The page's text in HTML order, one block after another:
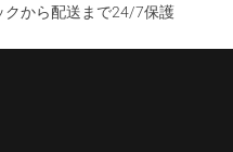
クから配送まで24/7保護